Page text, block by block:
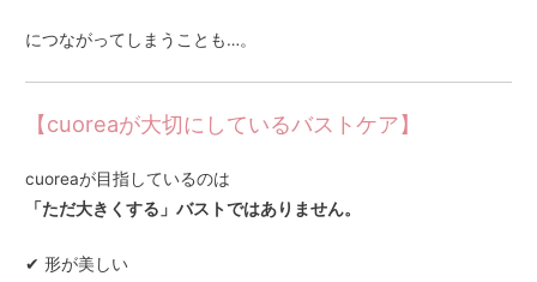
につながってしまうことも…。
【cuoreaが大切にしているバストケア】
cuoreaが目指しているのは
「ただ大きくする」バストではありません。
✔ 形が美しい